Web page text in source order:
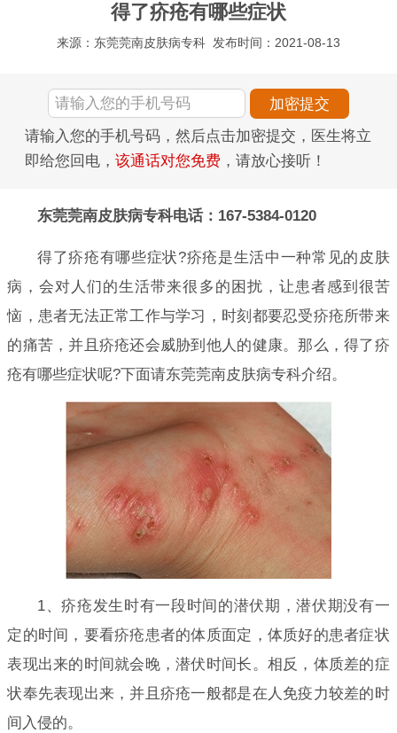
得了疥疮有哪些症状
来源：东莞莞南皮肤病专科 发布时间：2021-08-13
请输入您的手机号码，然后点击加密提交，医生将立
即给您回电， 该通话对您免费 ，请放心接听！
东莞莞南皮肤病专科电话：167-5384-0120
得了疥疮有哪些症状?疥疮是生活中一种常见的皮肤
病，会对人们的生活带来很多的困扰，让患者感到很苦
恼，患者无法正常工作与学习，时刻都要忍受疥疮所带来
的痛苦，并且疥疮还会威胁到他人的健康。那么，得了疥
疮有哪些症状呢?下面请东莞莞南皮肤病专科介绍。
1、疥疮发生时有一段时间的潜伏期，潜伏期没有一
定的时间，要看疥疮患者的体质面定，体质好的患者症状
表现出来的时间就会晚，潜伏时间长。相反，体质差的症
状奉先表现出来，并且疥疮一般都是在人免疫力较差的时
间入侵的。